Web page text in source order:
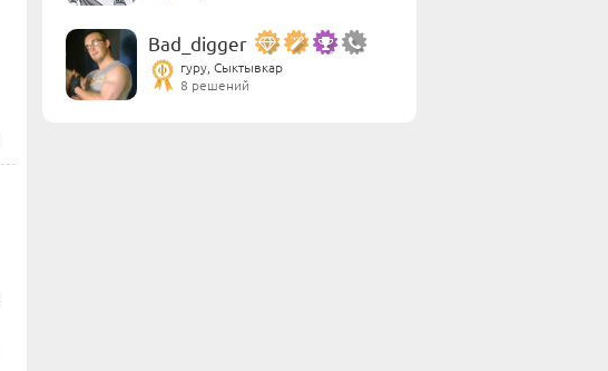
Bad_digger
гуру, Сыктывкар
8 решений